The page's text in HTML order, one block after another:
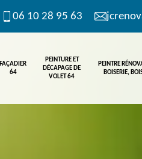
06 10 28 95 63
FAÇADIER
64
PEINTURE ET
DÉCAPAGE DE
VOLET 64
PEINTRE
BOISERIE,